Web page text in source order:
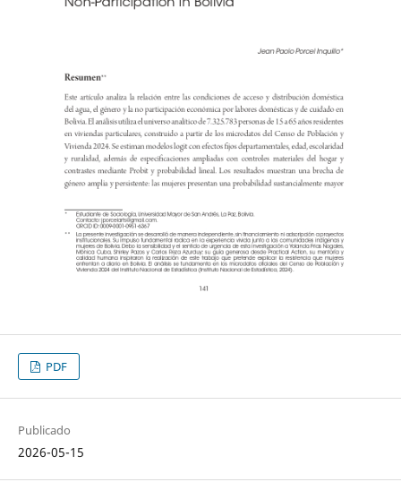
PDF
Publicado
2026-05-15